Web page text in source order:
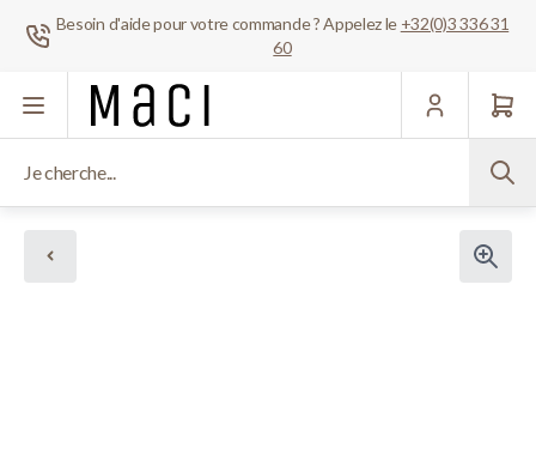
Besoin d'aide pour votre commande ? Appelez le +32(0)3 336 31
60
Aller au contenu